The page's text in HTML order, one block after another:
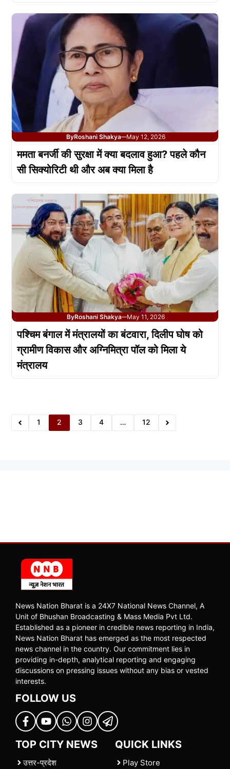
ByRoshani Shakya—May 12, 2026
ममता बनर्जी की सुरक्षा में क्या बदलाव हुआ? पहले कौन
सी सिक्योरिटी थी और अब क्या मिला है
ByRoshani Shakya—May 11, 2026
पश्चिम बंगाल में मंत्रालयों का बंटवारा, दिलीप घोष को
ग्रामीण विकास और अग्निमित्रा पॉल को मिला ये
मंत्रालय
1 2 3 4 … 12
News Nation Bharat is a 24X7 National News Channel, A
Unit of Bhushan Broadcasting & Mass Media Pvt Ltd.
Established as a pioneer in credible news reporting in India,
News Nation Bharat has emerged as the most respected
news channel in the country. Our commitment lies in
providing in-depth, analytical reporting and engaging
discussions on pressing issues without any bias or vested
interests.
FOLLOW US
TOP CITY NEWS
उत्तर-प्रदेश
QUICK LINKS
Play Store